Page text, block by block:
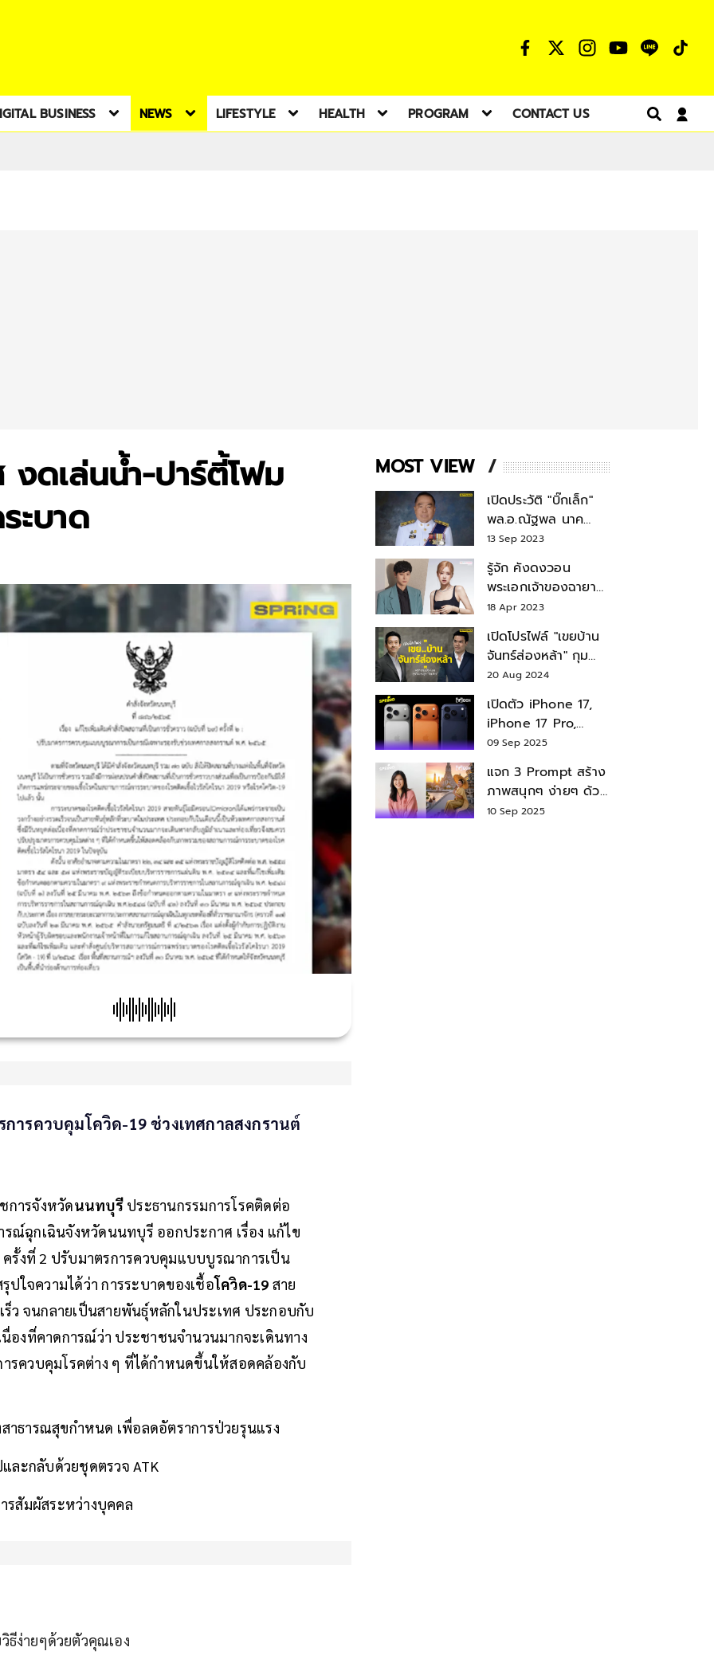
BUSINESS NEWS LIFESTYLE HEALTH PROGRAM CONTACT US
ดเล่นน้ำ-ปาร์ตี้โฟม
ะบาด
ารควบคุมโควิด-19 ช่วงเทศกาลสงกรานต์
การจังหวัดนนทบุรี ประธานกรรมการโรคติดต่อ
ณ์ฉุกเฉินจังหวัดนนทบุรี ออกประกาศ เรื่อง แก้ไข
รั้งที่ 2 ปรับมาตรการควบคุมแบบบูรณาการเป็น
ปใจความได้ว่า การระบาดของเชื้อโควิด-19 สาย
ร็ว จนกลายเป็นสายพันธุ์หลักในประเทศ ประกอบกับ
องที่คาดการณ์ว่า ประชาชนจำนวนมากจะเดินทาง
รควบคุมโรคต่าง ๆ ที่ได้กำหนดขึ้นให้สอดคล้องกับ
ธารณสุขกำหนด เพื่อลดอัตราการป่วยรุนแรง
ละกลับด้วยชุดตรวจ ATK
รสัมผัสระหว่างบุคคล
ธีง่ายๆด้วยตัวคุณเอง
MOST VIEW
เปิดประวัติ "บิ๊กเล็ก"
พล.อ.ณัฐพล นาค
พาณิชย์ จากเลขาฯ
สมช.-เลขาฯ
รมว.กลาโหม
13 Sep 2023
รู้จัก คังดงวอน
พระเอกเจ้าของฉายา
สมบัติแห่งชาติ หลังมี
18 Apr 2023
เปิดโปรไฟล์ "เขยบ้าน
จันทร์ส่องหล้า" กุม
บังเหียนธุรกิจตระกูล
"ชินวัตร"
20 Aug 2024
เปิดตัว iPhone 17,
iPhone 17 Pro,
iPhone 17 Air สเปค
09 Sep 2025
แจก 3 Prompt สร้าง
ภาพสนุกๆ ง่ายๆ ด้วย
Nano Banana ใน
10 Sep 2025